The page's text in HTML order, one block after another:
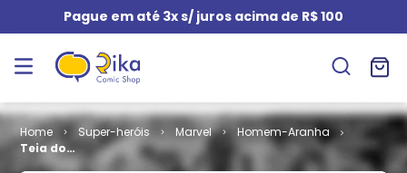
Pague em até 3x s/ juros acima de R$ 100
Super-heróis Marvel
Homem-Aranha
Teia do
Aranha # 079